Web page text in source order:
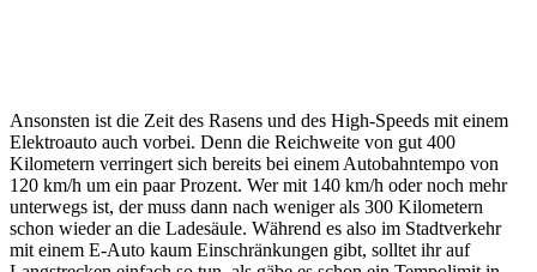
Ansonsten ist die Zeit des Rasens und des High-Speeds mit einem
Elektroauto auch vorbei. Denn die Reichweite von gut 400
Kilometern verringert sich bereits bei einem Autobahntempo von
120 km/h um ein paar Prozent. Wer mit 140 km/h oder noch mehr
unterwegs ist, der muss dann nach weniger als 300 Kilometern
schon wieder an die Ladesäule. Während es also im Stadtverkehr
mit einem E-Auto kaum Einschränkungen gibt, solltet ihr auf